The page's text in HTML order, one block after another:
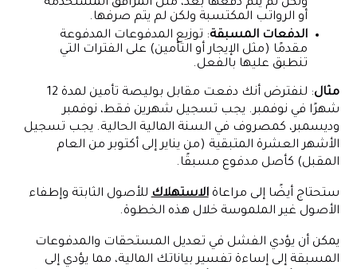
ولكن لم يتم دفعها بعد، مثل المرافق المستخدمة
أو الرواتب المكتسبة ولكن لم يتم صرفها.
الدفعات المسبقة: توزيع المدفوعات المدفوعة
مقدمًا (مثل الإيجار أو التأمين) على الفترات التي
تنطبق عليها بالفعل.
مثال
: لنفترض أنك دفعت مقابل بوليصة تأمين لمدة 12
شهرًا في نوفمبر. يجب تسجيل شهرين فقط، نوفمبر
وديسمبر، كمصروف في السنة المالية الحالية. يجب تسجيل
الأشهر العشرة المتبقية (من يناير إلى أكتوبر من العام
المقبل) كأصل مدفوع مسبقًا.
ستحتاج أيضًا إلى مراعاةالاستهلاكللأصول الثابتة وإطفاء
الأصول غير الملموسة خلال هذه الخطوة.
يمكن أن يؤدي الفشل في تعديل المستحقات والمدفوعات
المسبقة إلى إساءة تفسير بياناتك المالية، مما يؤدي إلى